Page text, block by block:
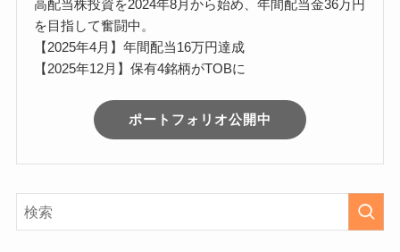
高配当株投資を2024年8月から始め、年間配当金36万円
を目指して奮闘中。
【2025年4月】年間配当16万円達成
【2025年12月】保有4銘柄がTOBに
ポートフォリオ公開中